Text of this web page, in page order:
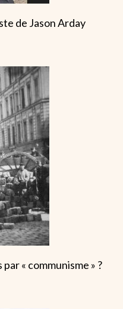
de Jason Arday
« communisme » ?